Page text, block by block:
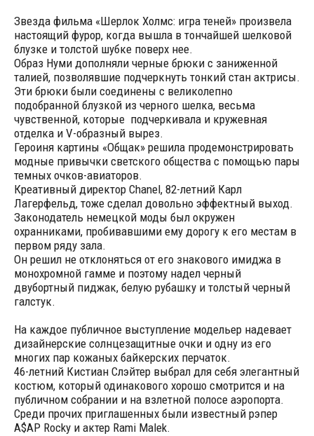
Звезда фильма «Шерлок Холмс: игра теней» произвела
настоящий фурор, когда вышла в тончайшей шелковой
блузке и толстой шубке поверх нее.
Образ Нуми дополняли черные брюки с заниженной
талией, позволявшие подчеркнуть тонкий стан актрисы.
Эти брюки были соединены с великолепно
подобранной блузкой из черного шелка, весьма
чувственной, которые подчеркивала и кружевная
отделка и V-образный вырез.
Героиня картины «Общак» решила продемонстрировать
модные привычки светского общества с помощью пары
темных очков-авиаторов.
Креативный директор Chanel, 82-летний Карл
Лагерфельд, тоже сделал довольно эффектный выход.
Законодатель немецкой моды был окружен
охранниками, пробивавшими ему дорогу к его местам в
первом ряду зала.
Он решил не отклоняться от его знакового имиджа в
монохромной гамме и поэтому надел черный
двубортный пиджак, белую рубашку и толстый черный
галстук.
На каждое публичное выступление модельер надевает
дизайнерские солнцезащитные очки и одну из его
многих пар кожаных байкерских перчаток.
46-летний Кистиан Слэйтер выбрал для себя элегантный
костюм, который одинакового хорошо смотрится и на
публичном собрании и на взлетной полосе аэропорта.
Среди прочих приглашенных были известный рэпер
A$AP Rocky и актер Rami Malek.